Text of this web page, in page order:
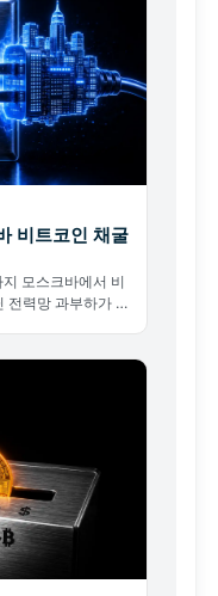
비트코인 채굴
모스크바에서 비
전력망 과부하가 이